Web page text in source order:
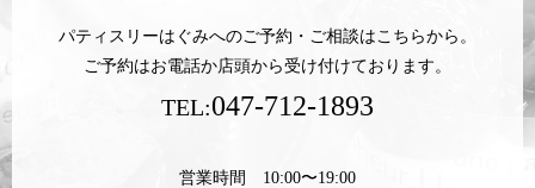
パティスリーはぐみへのご予約・ご相談はこちらから。
ご予約はお電話か店頭から受け付けております。
TEL:047-712-1893
営業時間 10:00〜19:00